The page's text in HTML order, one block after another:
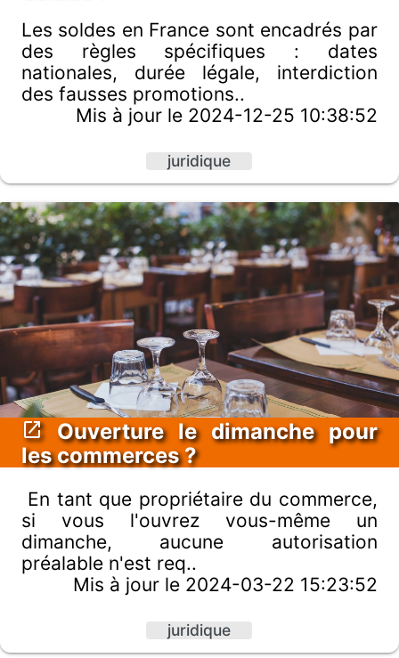
Les soldes en France sont encadrés par
des règles spécifiques : dates
nationales, durée légale, interdiction
des fausses promotions..
Mis à jour le 2024-12-25 10:38:52
juridique
Ouverture le dimanche pour
les commerces ?
En tant que propriétaire du commerce,
si vous l'ouvrez vous-même un
dimanche, aucune autorisation
préalable n'est req..
Mis à jour le 2024-03-22 15:23:52
juridique